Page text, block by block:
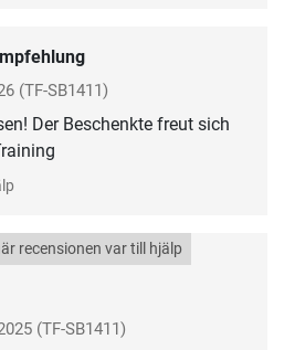
(TF-SB1411)
Der Beschenkte freut sich
recensionen var till hjälp
(TF-SB1411)